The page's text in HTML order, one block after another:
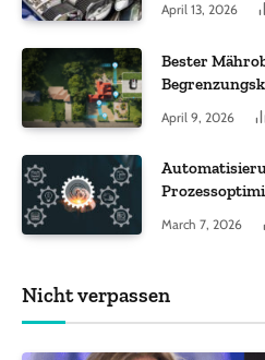
April 13, 2026
Bester
Worauf es
ankommt
April 9, 2026
Funktionen,
March 7, 2026
Nicht verpassen